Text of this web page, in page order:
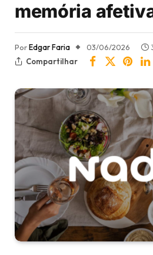
memória
PorEdgar Faria 03/06/2026
Compartilhar